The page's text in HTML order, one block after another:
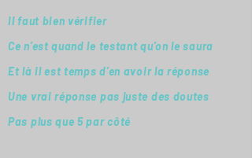
Il faut bien vérifier
Ce n’est quand le testant qu’on le saura
Et là il est temps d’en avoir la réponse
Une vrai réponse pas juste des doutes
Pas plus que 5 par côté